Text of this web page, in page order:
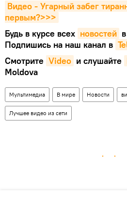
Видео - Угарный забег
первым?>>>
Будь в курсе всех новостей
Подпишись на наш канал в
Смотрите Video и слушайте
Moldova
Мультимедиа В мире Новости
Лучшее видео из сети